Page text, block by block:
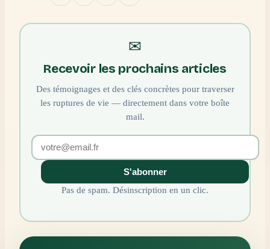
✉
Recevoir les prochains articles
Des témoignages et des clés concrètes pour traverser
les ruptures de vie — directement dans votre boîte
mail.
S'abonner
Pas de spam. Désinscription en un clic.